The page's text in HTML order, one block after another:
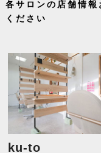
各サロンの店舗情
ください
ku-to